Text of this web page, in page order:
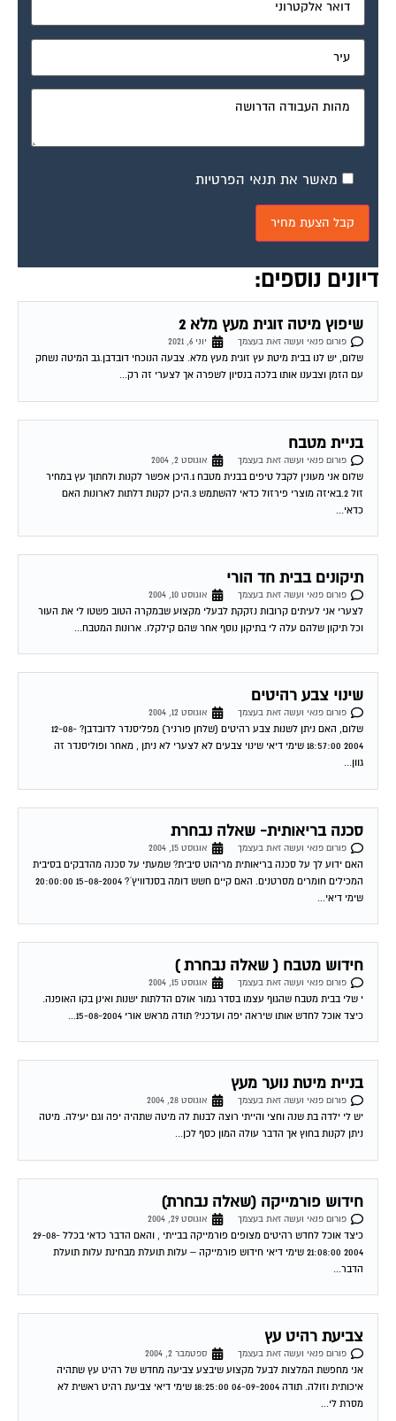
דיונים נוספים:
שיפוץ מיטה זוגית מעץ מלא 2
פורום פנאי ועשה זאת בעצמך
יוני 6, 2021
שלום, יש לנו בבית מיטת עץ זוגית מעץ מלא. צבעה הנוכחי דובדבן.גב המיטה נשחק
עם הזמן וצבענו אותו בלכה בנסיון לשפרה אך לצערי זה רק...
בניית מטבח
פורום פנאי ועשה זאת בעצמך
שלום אני מעונין לקבל טיפים בבנית מטבח 1.היכן אפשר לקנות ולחתוך עץ במחיר
זול 2.באיזה מוצרי פירזול כדאי להשתמש 3.היכן לקנות דלתות לארונות האם
כדאי...
תיקונים בבית חד הורי
פורום פנאי ועשה זאת בעצמך
לצערי אני לעיתים קרובות נזקקת לבעלי מקצוע שבמקרה הטוב פשטו לי את העור
וכל תיקון שלהם עלה לי בתיקון נוסף אחר שהם קילקלו. ארונות המטבח...
שינוי צבע רהיטים
פורום פנאי ועשה זאת בעצמך
2004 18:57:00 שימי דיאי שינוי צבעים לא לצערי לא ניתן , מאחר ופוליסנדר זה
גוון...
סכנה בריאותית- שאלה נבחרת
פורום פנאי ועשה זאת בעצמך
אוגוסט 15, 2004
האם ידוע לך על סכנה בריאותית מריהוט סיבית? שמעתי על סכנה מהדבקים בסיבית
המכילים חומרים מסרטנים. האם קיים חשש דומה בסנדוויץ´? 15-08-2004 20:00:00
שימי דיאי...
חידוש מטבח ( שאלה נבחרת )
פורום פנאי ועשה זאת בעצמך
אוגוסט 15, 2004
י שלי בבית מטבח שהגוף עצמו בסדר גמור אולם הדלתות ישנות ואינן בקו האופנה.
כיצד אוכל לחדש אותו שיראה יפה ועדכני? תודה מראש אורי 15-08-2004...
בניית מיטת נוער מעץ
פורום פנאי ועשה זאת בעצמך
יש לי ילדה בת שנה וחצי והייתי רוצה לבנות לה מיטה שתהיה יפה וגם יעילה. מיטה
ניתן לקנות בחוץ אך הדבר עולה המון כסף לכן...
חידוש פורמייקה (שאלה נבחרת)
פורום פנאי ועשה זאת בעצמך
אוגוסט 29, 2004
2004 21:08:00 שימי דיאי חידוש פורמייקה – עלות תועלת מבחינת עלות תועלת
הדבר...
צביעת רהיט עץ
פורום פנאי ועשה זאת בעצמך
אני מחפשת המלצות לבעל מקצוע שיבצע צביעה מחדש של רהיט עץ שתהיה
איכותית וזולה. תודה 06-09-2004 18:25:00 שימי דיאי צביעת רהיט ראשית לא
מסרת לי...